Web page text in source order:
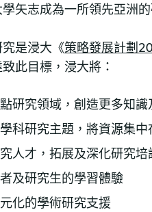
矢志成為一所領先亞洲
是浸大《策略發展計劃
此目標，浸大將：
研究領域，創造更多知識
科研究主題，將資源集中
人才，拓展及深化研究培
及研究生的學習體驗
化的學術研究支援